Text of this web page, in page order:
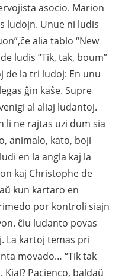
asocio. Marion
ludojn. Unue ni ludis
alia tablo “New
ludis “Tik, tak, boum”
de la tri ludoj: En unu
ĝin kaŝe. Supre
al aliaj ludantoj.
li ne rajtas uzi dum sia
animalo, kato, boji
en la angla kaj la
kaj Christophe de
kun kartaro en
por kontroli siajn
ĉiu ludanto povas
La kartoj temas pri
movado… “Tik tak
Pacienco, baldaŭ